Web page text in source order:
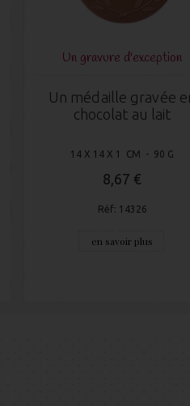
Un gravure d'exception
Un médaille gravée
chocolat au lait
14 X 14 X 1 CM - 90 G
8,67 €
Réf: 14326
en savoir plus